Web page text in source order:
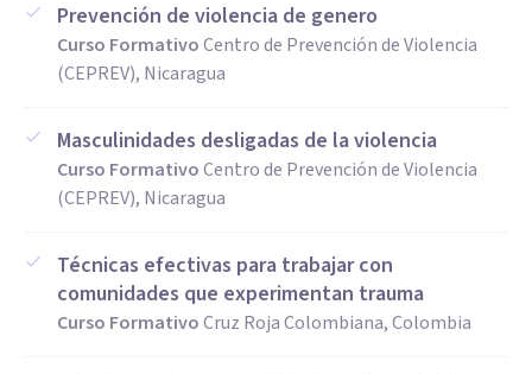
Prevención de violencia de genero
Curso FormativoCentro de Prevención de Violencia
(CEPREV), Nicaragua
Masculinidades desligadas de la violencia
Curso FormativoCentro de Prevención de Violencia
(CEPREV), Nicaragua
Técnicas efectivas para trabajar con
comunidades que experimentan trauma
Curso FormativoCruz Roja Colombiana, Colombia